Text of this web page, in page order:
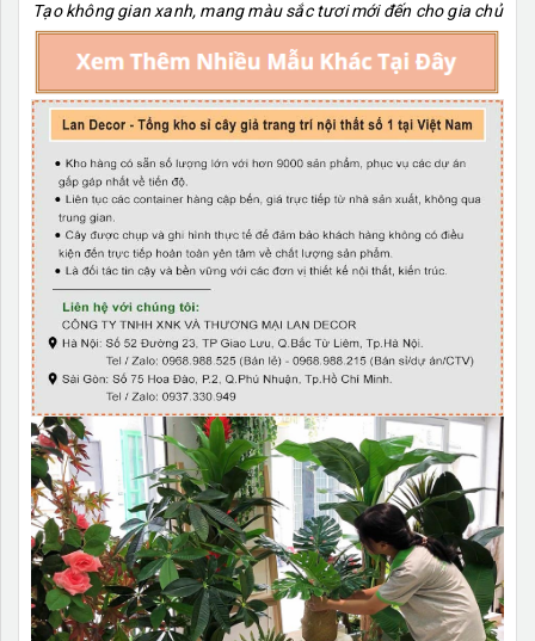
Tạo không gian xanh, mang màu sắc tươi mới đến cho gia chủ